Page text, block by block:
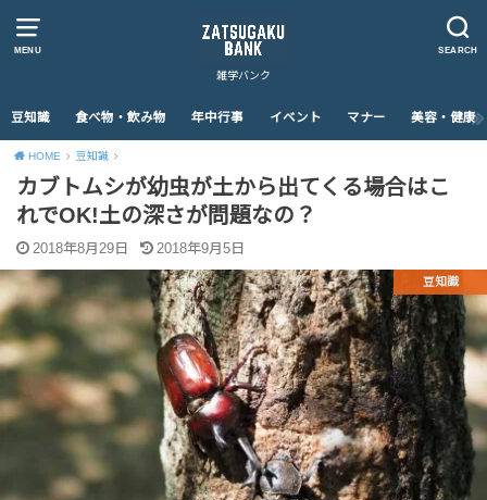
MENU SEARCH
雑学バンク
豆知識 食べ物・飲み物 年中行事 イベント マナー 美容・健康
HOME 豆知識
カブトムシが幼虫が土から出てくる場合はこ
れでOK!土の深さが問題なの？
2018年8月29日 2018年9月5日
豆知識